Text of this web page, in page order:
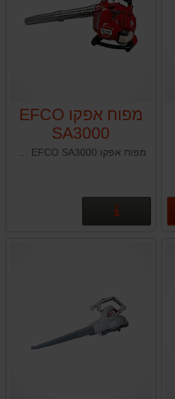
מפוח אפקו EFCO
SA3000